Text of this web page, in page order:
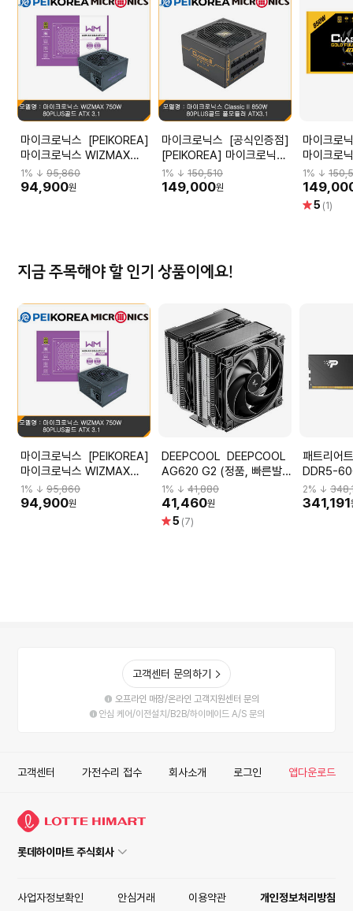
마이크로닉스 [PEIKOREA]
마이크로닉스 WIZMAX
750W 80PLUS골드 ATX
3.1
1 % ↓ 95,860
94,900원
마이크로닉스 [공식인증점]
[PEIKOREA] 마이크로닉스
Classic II 850W 80PLUS
골드 풀모듈러 ATX3.1
1 % ↓150,510
149,000원
마이크로닉스 (공
마이크로
850W
듈러
(블랙)
1 % ↓
별5 (1)
지금 주목해야 할 인기 상품이에요!
마이크로닉스 [PEIKOREA]
마이크로닉스 WIZMAX
750W 80PLUS골드 ATX
3.1
1% ↓ 95,860
94,900원
DEEPCOOL DEEPCOOL
AG620 G2 (정품, 빠른발
송)
1% ↓41,880
41,460원
별5 (7)
패트리어트
DDR5-
EVO 블
2% ↓
341,191
고객센터 문의하기
오프라인 매장/온라인 고객지원센터 문의
안심 케어/이전설치/B2B/하이메이드 A/S 문의
고객센터 가전수리 접수 회사소개 로그인 앱다운로드
롯데하이마트 주식회사
사업자정보확인 안심거래 이용약관 개인정보처리방침